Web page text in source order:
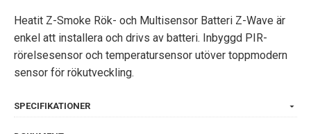
Heatit Z-Smoke Rök- och Multisensor Batteri Z-Wave är
enkel att installera och drivs av batteri. Inbyggd PIR-
rörelsesensor och temperatursensor utöver toppmodern
sensor för rökutveckling.
SPECIFIKATIONER